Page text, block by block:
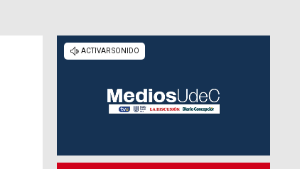
Radio UdeC
Noticias UdeC